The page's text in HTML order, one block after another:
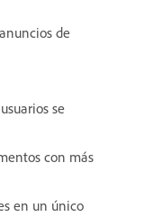
de
se
con más
en un único